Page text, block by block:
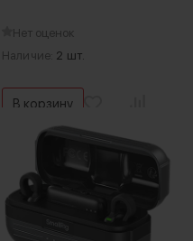
Нет оценок
Наличие: 2 шт.
В корзину